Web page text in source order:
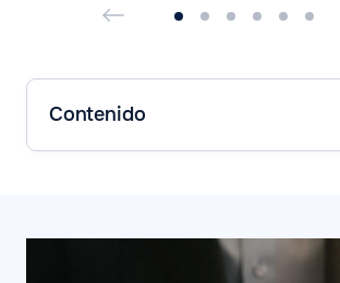
Contenido